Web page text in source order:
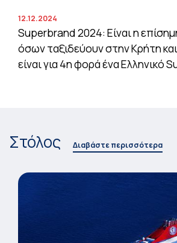
12.12.2024
Superbrand 2024: Είναι η
όσων ταξιδεύουν στην Κρήτη
είναι για 4η φορά ένα Ελληνικό
Στόλος Διαβάστε περισσότερα